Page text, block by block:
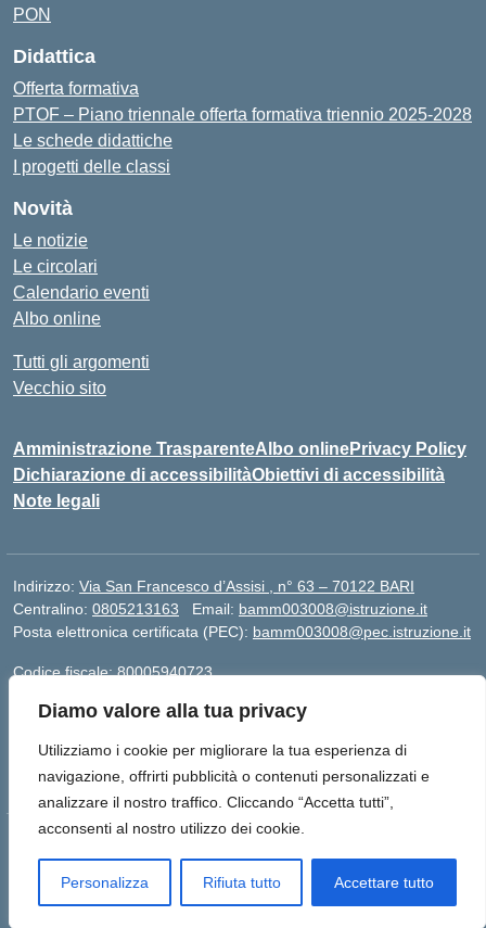
Diamo valore alla tua privacy
Utilizziamo i cookie per migliorare la tua esperienza di
navigazione, offrirti pubblicità o contenuti personalizzati e
analizzare il nostro traffico. Cliccando “Accetta tutti”,
acconsenti al nostro utilizzo dei cookie.
Personalizza Rifiuta tutto Accettare tutto
PON
Didattica
Offerta formativa
PTOF – Piano triennale offerta formativa triennio 2025-2028
Le schede didattiche
I progetti delle classi
Novità
Le notizie
Le circolari
Calendario eventi
Albo online
Tutti gli argomenti
Vecchio sito
Amministrazione TrasparenteAlbo onlinePrivacy Policy
Dichiarazione di accessibilitàObiettivi di accessibilità
Note legali
Indirizzo: Via San Francesco d’Assisi , n° 63 – 70122 BARI
Centralino: 0805213163 Email: bamm003008@istruzione.it
Posta elettronica certificata (PEC): bamm003008@pec.istruzione.it
Codice fiscale: 80005940723
Codice Indice delle Pubbliche Amministrazioni (IPA):
Codice unico di fatturazione (CUF): UFZ1FY